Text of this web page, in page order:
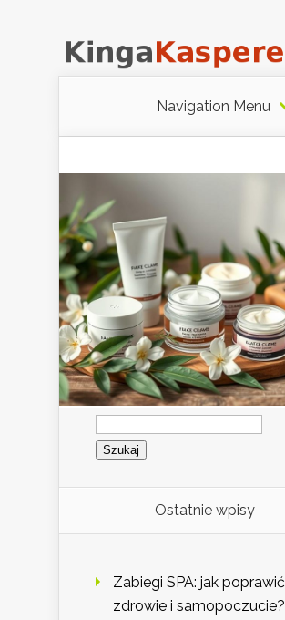
Navigation Menu
Szukaj:
Ostatnie wpisy
Zabiegi SPA: jak poprawić
zdrowie i samopoczucie?